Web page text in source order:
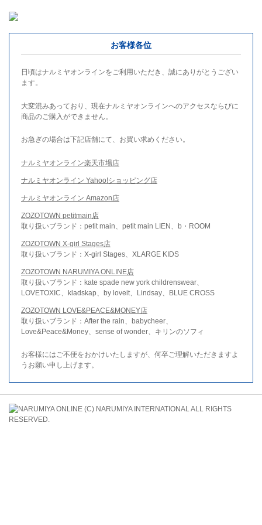
お客様各位
日頃はナルミヤオンラインをご利用いただき、誠にありがとうござい
ます。
大変混みあっており、現在ナルミヤオンラインへのアクセスならびに
商品のご購入ができません。
お急ぎの場合は下記店舗にて、お買い求めください。
ナルミヤオンライン楽天市場店
ナルミヤオンライン Yahoo!ショッピング店
ナルミヤオンライン Amazon店
ZOZOTOWN petitmain店
取り扱いブランド：petit main、petit main LIEN、b・ROOM
ZOZOTOWN X-girl Stages店
取り扱いブランド：X-girl Stages、XLARGE KIDS
ZOZOTOWN NARUMIYA ONLINE店
取り扱いブランド：kate spade new york childrenswear、
LOVETOXIC、kladskap、by loveit、Lindsay、BLUE CROSS
ZOZOTOWN LOVE&PEACE&MONEY店
取り扱いブランド：After the rain、babycheer、
Love&Peace&Money、sense of wonder、キリンのソフィ
お客様にはご不便をおかけいたしますが、何卒ご理解いただきますよ
うお願い申し上げます。